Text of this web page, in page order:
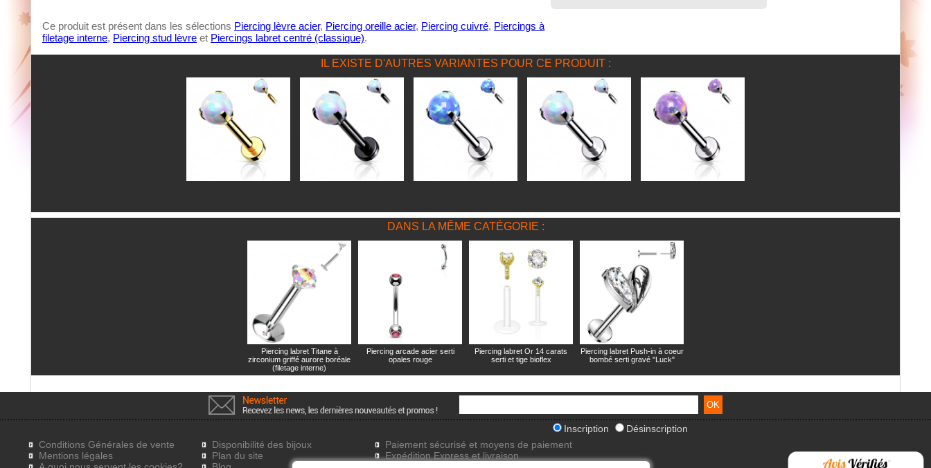
Ce produit est présent dans les sélections Piercing lèvre acier, Piercing oreille acier, Piercing cuivré, Piercings à
filetage interne, Piercing stud lèvre et Piercings labret centré (classique).
IL EXISTE D'AUTRES VARIANTES POUR CE PRODUIT :
DANS LA MÊME CATÉGORIE :
Piercing labret Titane à
zirconium griffé aurore boréale
(filetage interne)
Piercing arcade acier serti
opales rouge
Piercing labret Or 14 carats
serti et tige bioflex
Piercing labret Push-in à coeur
bombé serti gravé "Luck"
Inscription
Désinscription
Conditions Générales de vente
Mentions légales
Disponibilité des bijoux
Plan du site
Paiement sécurisé et moyens de paiement
Expédition Express et livraison